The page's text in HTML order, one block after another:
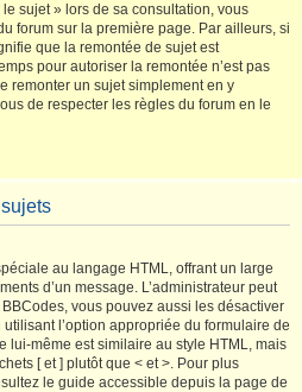
sujet » lors de sa consultation, vous
forum sur la première page. Par ailleurs, si
que la remontée de sujet est
pour autoriser la remontée n’est pas
remonter un sujet simplement en y
de respecter les règles du forum en le
au langage HTML, offrant un large
d’un message. L’administrateur peut
vous pouvez aussi les désactiver
l’option appropriée du formulaire de
lui-même est similaire au style HTML, mais
[ et ] plutôt que < et >. Pour plus
le guide accessible depuis la page de